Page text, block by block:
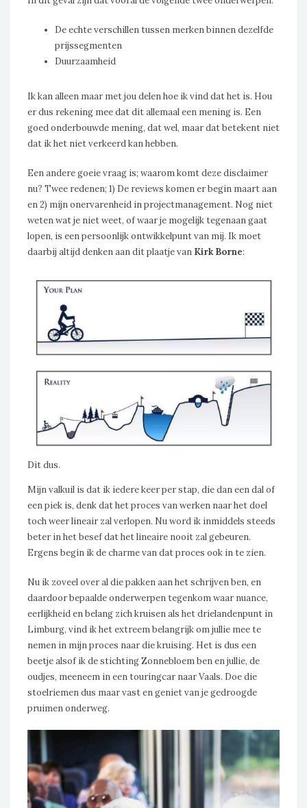
De echte verschillen tussen merken binnen dezelfde
prijssegmenten
Duurzaamheid
Ik kan alleen maar met jou delen hoe ik vind dat het is. Hou
er dus rekening mee dat dit allemaal een mening is. Een
goed onderbouwde mening, dat wel, maar dat betekent niet
dat ik het niet verkeerd kan hebben.
Een andere goeie vraag is; waarom komt deze disclaimer
nu? Twee redenen; 1) De reviews komen er begin maart aan
en 2) mijn onervarenheid in projectmanagement. Nog niet
weten wat je niet weet, of waar je mogelijk tegenaan gaat
lopen, is een persoonlijk ontwikkelpunt van mij. Ik moet
daarbij altijd denken aan dit plaatje van Kirk Borne:
Dit dus.
Mijn valkuil is dat ik iedere keer per stap, die dan een dal of
een piek is, denk dat het proces van werken naar het doel
toch weer lineair zal verlopen. Nu word ik inmiddels steeds
beter in het besef dat het lineaire nooit zal gebeuren.
Ergens begin ik de charme van dat proces ook in te zien.
Nu ik zoveel over al die pakken aan het schrijven ben, en
daardoor bepaalde onderwerpen tegenkom waar nuance,
eerlijkheid en belang zich kruisen als het drielandenpunt in
Limburg, vind ik het extreem belangrijk om jullie mee te
nemen in mijn proces naar die kruising. Het is dus een
beetje alsof ik de stichting Zonnebloem ben en jullie, de
oudjes, meeneem in een touringcar naar Vaals. Doe die
stoelriemen dus maar vast en geniet van je gedroogde
pruimen onderweg.